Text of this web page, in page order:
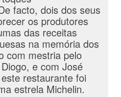
facto, dois dos seus
os produtores
das receitas
na memória dos
com mestria pelo
e com José
restaurante foi
estrela Michelin.